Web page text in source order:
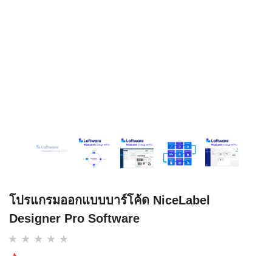
โปรแกรมออกแบบบาร์โค้ด NiceLabel
Designer Pro Software